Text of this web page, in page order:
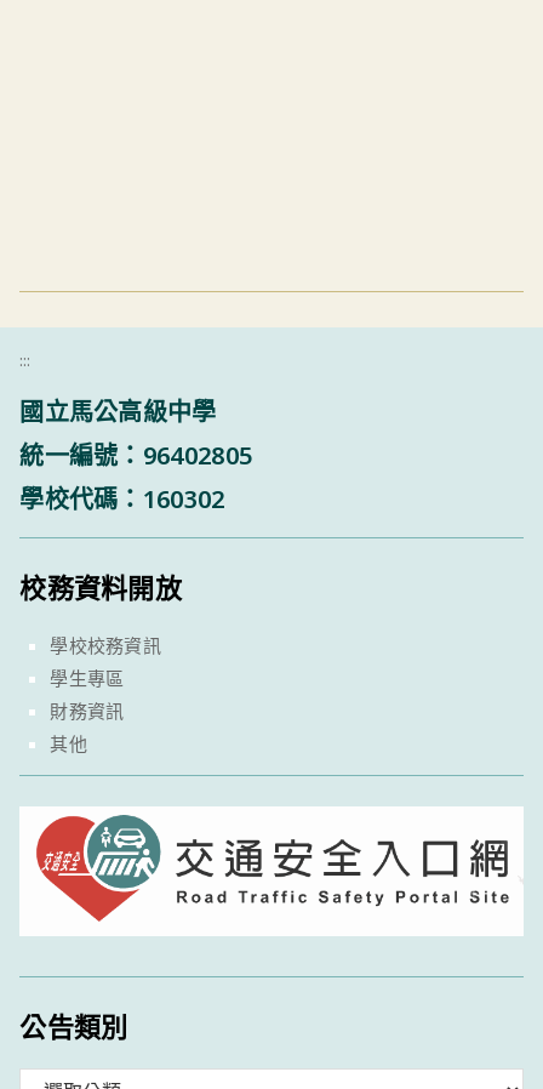
:::
國立馬公高級中學
統一編號：96402805
學校代碼：160302
校務資料開放
學校校務資訊
學生專區
財務資訊
其他
公告類別